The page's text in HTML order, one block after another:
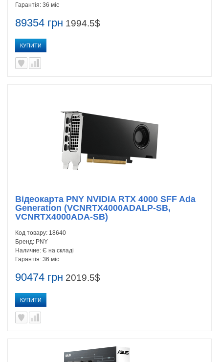
89354 грн 1994.5$
КУПИТИ
Гарантія: 36 міс
90474 грн 2019.5$
КУПИТИ
Відеокарта PNY NVIDIA RTX 4000 SFF Ada
Generation (VCNRTX4000ADALP-SB,
VCNRTX4000ADA-SB)
Код товару: 18640
Бренд: PNY
Наличие: Є на складі
Гарантія: 36 міс